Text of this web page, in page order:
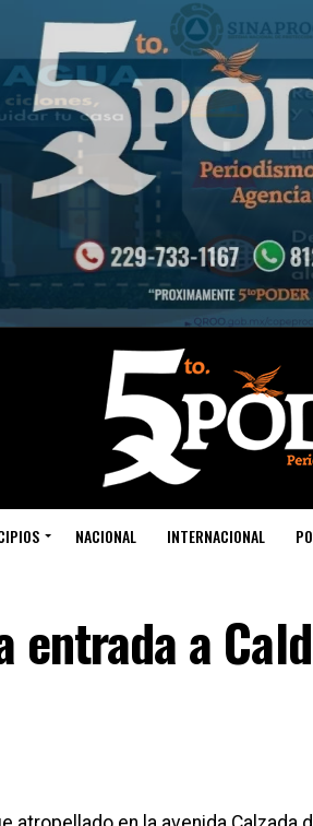
NACIONAL INTERNACIONAL
entrada a